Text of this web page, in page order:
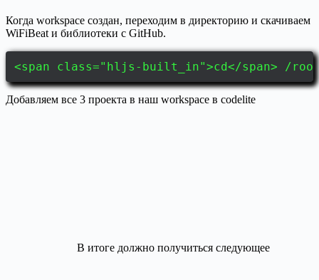
Когда workspace создан, переходим в директорию и скачиваем
WiFiBeat и библиотеки с GitHub.
<span class="hljs-built_in">cd</span> /
Добавляем все 3 проекта в наш workspace в codelite
В итоге должно получиться следующее